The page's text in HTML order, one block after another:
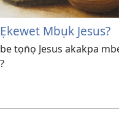
Mbụk Jesus?
tọn̄ọ Jesus akakpa